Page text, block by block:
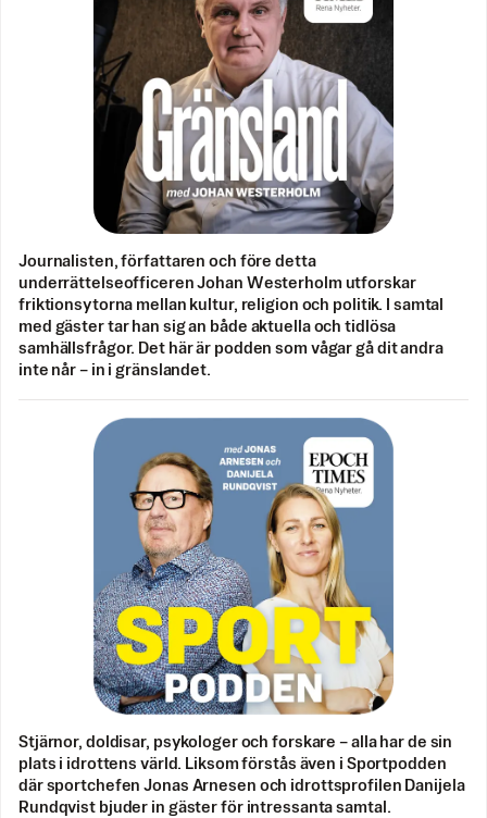
Journalisten, författaren och före detta
underrättelseofficeren Johan Westerholm utforskar
friktionsytorna mellan kultur, religion och politik. I samtal
med gäster tar han sig an både aktuella och tidlösa
samhällsfrågor. Det här är podden som vågar gå dit andra
inte når – in i gränslandet.
Stjärnor, doldisar, psykologer och forskare – alla har de sin
plats i idrottens värld. Liksom förstås även i Sportpodden
där sportchefen Jonas Arnesen och idrottsprofilen Danijela
Rundqvist bjuder in gäster för intressanta samtal.